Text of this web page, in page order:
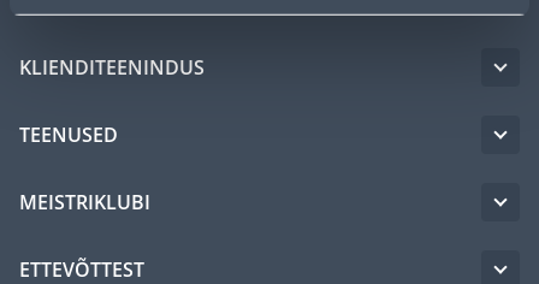
KLIENDITEENINDUS
TEENUSED
MEISTRIKLUBI
ETTEVÕTTEST